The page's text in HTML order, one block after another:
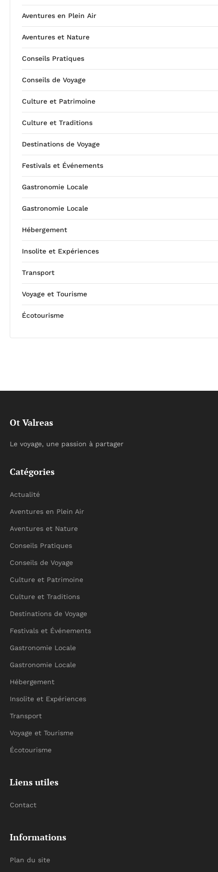
Aventures en Plein Air
Aventures et Nature
Conseils Pratiques
Conseils de Voyage
Culture et Patrimoine
Culture et Traditions
Destinations de Voyage
Festivals et Événements
Gastronomie Locale
Gastronomie Locale
Hébergement
Insolite et Expériences
Transport
Voyage et Tourisme
Écotourisme
Ot Valreas
Le voyage, une passion à partager
Catégories
Actualité
Aventures en Plein Air
Aventures et Nature
Conseils Pratiques
Conseils de Voyage
Culture et Patrimoine
Culture et Traditions
Destinations de Voyage
Festivals et Événements
Gastronomie Locale
Gastronomie Locale
Hébergement
Insolite et Expériences
Transport
Voyage et Tourisme
Écotourisme
Liens utiles
Contact
Informations
Plan du site